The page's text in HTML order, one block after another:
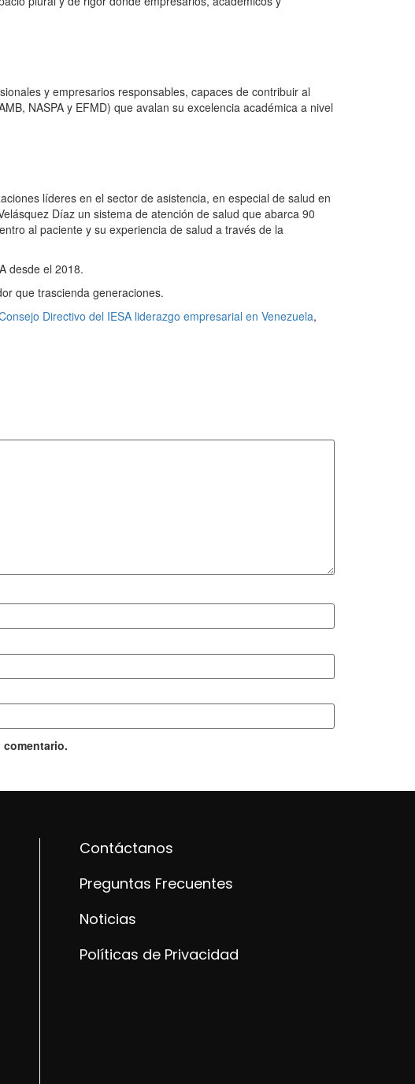
y empresarios responsables, capaces de contribuir al
NASPA y EFMD) que avalan su excelencia académica a nivel
líderes en el sector de asistencia, en especial de salud en
Díaz un sistema de atención de salud que abarca 90
al paciente y su experiencia de salud a través de la
desde el 2018.
que trascienda generaciones.
Directivo del IESA liderazgo empresarial en Venezuela,
Contáctanos
Preguntas Frecuentes
Noticias
Políticas de Privacidad